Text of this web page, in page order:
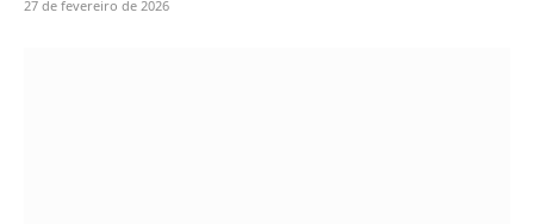
27 de fevereiro de 2026